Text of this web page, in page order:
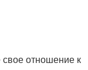
отношение к